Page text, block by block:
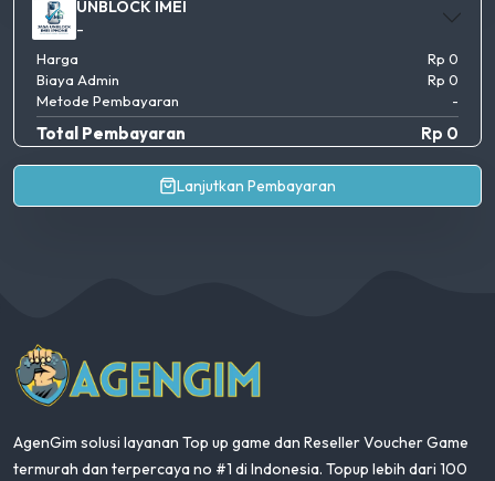
UNBLOCK IMEI
-
Harga
Rp 0
Biaya Admin
Rp 0
Metode Pembayaran
-
Total Pembayaran Rp 0
Lanjutkan Pembayaran
AgenGim
AgenGim solusi layanan Top up game dan Reseller Voucher Game
termurah dan terpercaya no #1 di Indonesia. Topup lebih dari 100